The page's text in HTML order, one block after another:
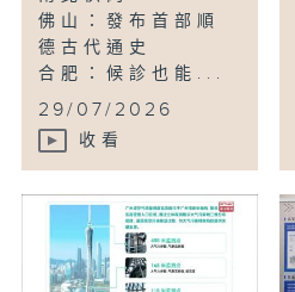
佛山：發布首部順
德古代通史
合肥：候診也能...
29/07/2026
收看